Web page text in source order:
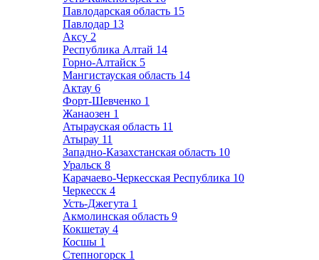
Павлодарская область 15
Павлодар 13
Аксу 2
Республика Алтай 14
Горно-Алтайск 5
Мангистауская область 14
Актау 6
Форт-Шевченко 1
Жанаозен 1
Атырауская область 11
Атырау 11
Западно-Казахстанская область 10
Уральск 8
Карачаево-Черкесская Республика 10
Черкесск 4
Усть-Джегута 1
Акмолинская область 9
Кокшетау 4
Косшы 1
Степногорск 1